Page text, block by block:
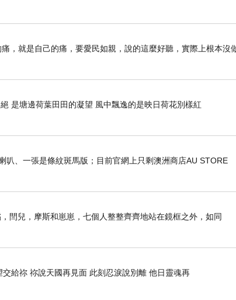
，就是自己的痛，要愛民如親，說的這麼好聽，實際上根本沒
是塘邊荷葉田田的凝望 風中飄逸的是映日荷花別樣紅
、一張是條紋斑馬版；目前官網上只剩澳洲商店AU STORE
閆兒，摩斯和崽崽，七個人整整齊齊地站在鏡框之外，如同
給祢 祢說天國再見面 此刻忍淚說別離 他日靈魂再